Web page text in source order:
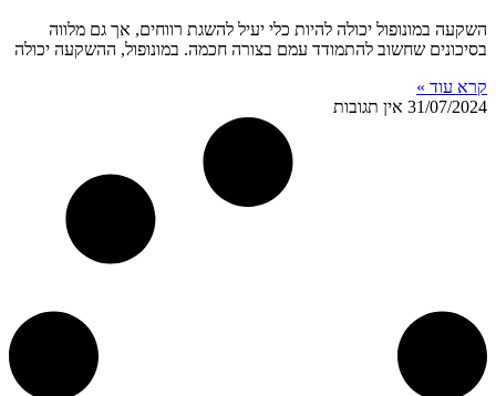
השקעה במונופול יכולה להיות כלי יעיל להשגת רווחים, אך גם מלווה
בסיכונים שחשוב להתמודד עמם בצורה חכמה. במונופול, ההשקעה יכולה
קרא עוד »
31/07/2024 אין תגובות